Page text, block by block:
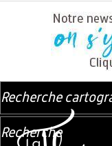
Recherche
Recherche